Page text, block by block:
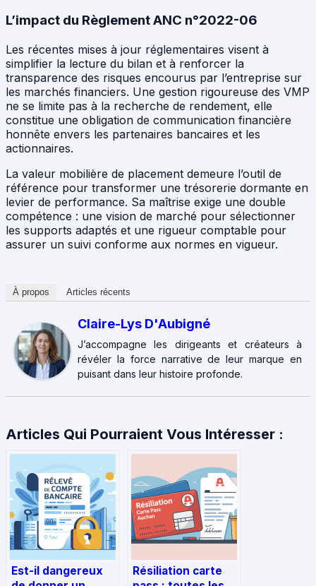
L’impact du Règlement ANC n°2022-06
Les récentes mises à jour réglementaires visent à
simplifier la lecture du bilan et à renforcer la
transparence des risques encourus par l’entreprise sur
les marchés financiers. Une gestion rigoureuse des VMP
ne se limite pas à la recherche de rendement, elle
constitue une obligation de communication financière
honnête envers les partenaires bancaires et les
actionnaires.
La valeur mobilière de placement demeure l’outil de
référence pour transformer une trésorerie dormante en
levier de performance. Sa maîtrise exige une double
compétence : une vision de marché pour sélectionner
les supports adaptés et une rigueur comptable pour
assurer un suivi conforme aux normes en vigueur.
À propos Articles récents
Claire-Lys D'Aubigné
J’accompagne les dirigeants et créateurs à
révéler la force narrative de leur marque en
puisant dans leur histoire profonde.
Articles Qui Pourraient Vous Intéresser :
Est-il dangereux
Résiliation carte